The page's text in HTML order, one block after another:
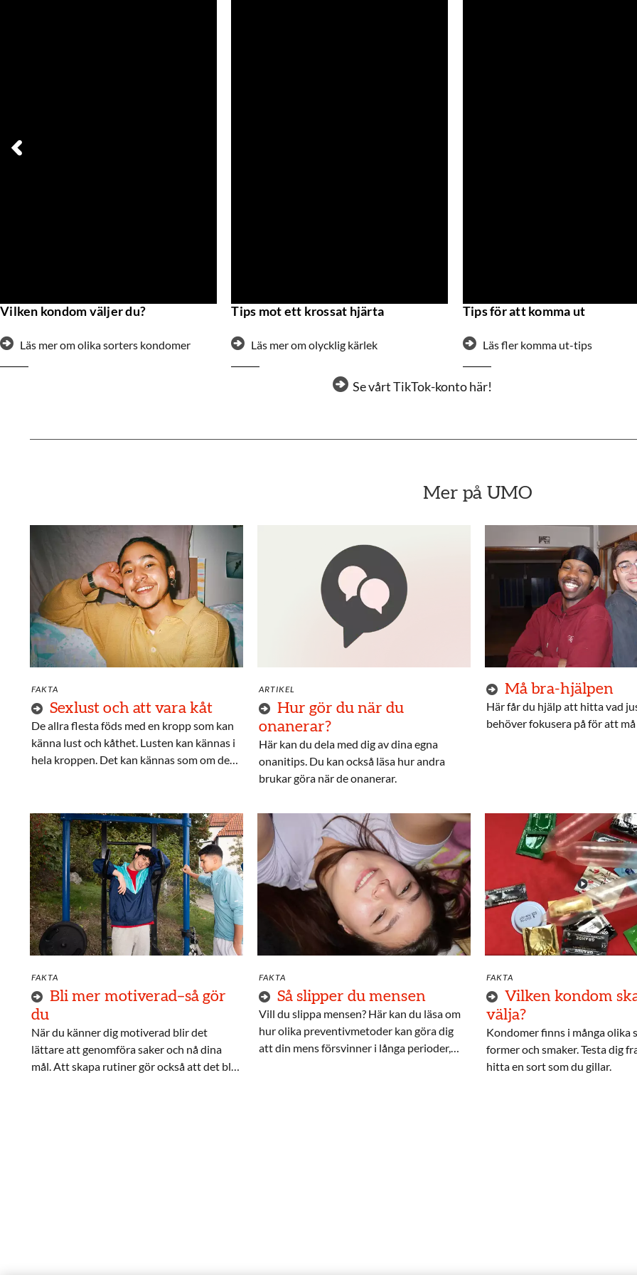
Vilken kondom väljer du?
Läs mer om olika sorters kondomer
Tips mot ett krossat hjärta
Läs mer om olycklig kärlek
Tips för att komma ut
Läs fler komma ut-tips
Se vårt TikTok-konto här!
Mer på UMO
FAKTA
Sexlust och att vara kåt
De allra flesta föds med en kropp som kan
känna lust och kåthet. Lusten kan kännas i
hela kroppen. Det kan kännas som om det
ARTIKEL
Hur gör du när du
onanerar?
Här kan du dela med dig av dina egna
onanitips. Du kan också läsa hur andra
brukar göra när de onanerar.
Må bra-hjälpen
Här får du hjälp att hitta vad
behöver fokusera på för att
FAKTA
Bli mer motiverad–så gör
du
När du känner dig motiverad blir det
lättare att genomföra saker och nå dina
mål. Att skapa rutiner gör också att det blir
FAKTA
Så slipper du mensen
Vill du slippa mensen? Här kan du läsa om
hur olika preventivmetoder kan göra dig
att din mens försvinner i långa perioder,
FAKTA
Vilken kondom
välja?
Kondomer finns i många olika
former och smaker. Testa dig
hitta en sort som du gillar.